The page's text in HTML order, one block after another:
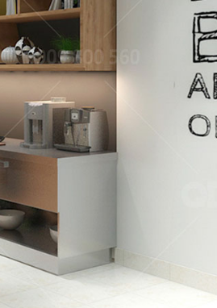
EL
El Gaucho Lotte Mall hứa
nghiệm ẩm thực Âu đỉnh